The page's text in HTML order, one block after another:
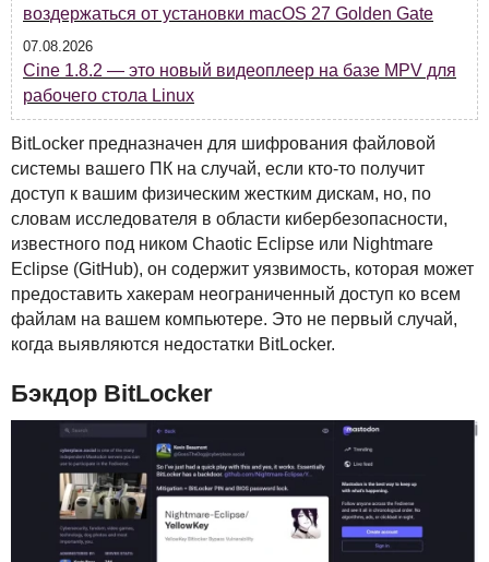
воздержаться от установки macOS 27 Golden Gate
07.08.2026
Cine 1.8.2 — это новый видеоплеер на базе MPV для
рабочего стола Linux
BitLocker предназначен для шифрования файловой
системы вашего ПК на случай, если кто-то получит
доступ к вашим физическим жестким дискам, но, по
словам исследователя в области кибербезопасности,
известного под ником Chaotic Eclipse или Nightmare
Eclipse (GitHub), он содержит уязвимость, которая может
предоставить хакерам неограниченный доступ ко всем
файлам на вашем компьютере. Это не первый случай,
когда выявляются недостатки BitLocker.
Бэкдор BitLocker